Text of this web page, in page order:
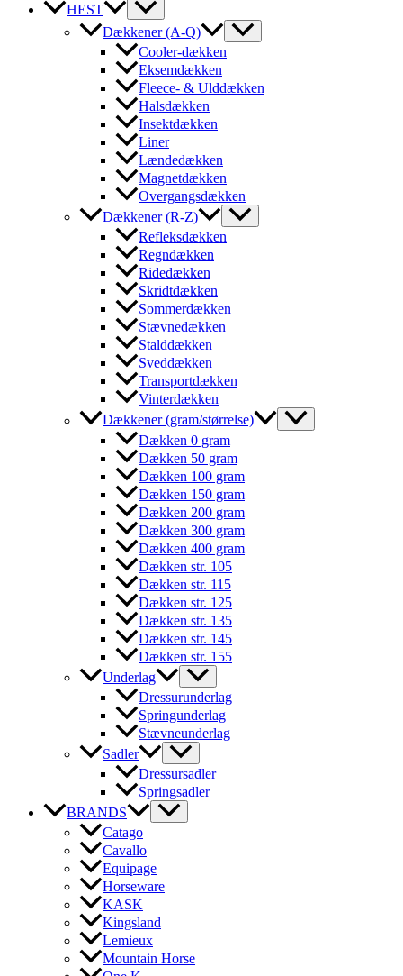
HEST
Dækkener (A-Q)
Cooler-dækken
Eksemdækken
Fleece- & Ulddækken
Halsdækken
Insektdækken
Liner
Lændedækken
Magnetdækken
Overgangsdækken
Dækkener (R-Z)
Refleksdækken
Regndækken
Ridedækken
Skridtdækken
Sommerdækken
Stævnedækken
Stalddækken
Sveddækken
Transportdækken
Vinterdækken
Dækkener (gram/størrelse)
Dækken 0 gram
Dækken 50 gram
Dækken 100 gram
Dækken 150 gram
Dækken 200 gram
Dækken 300 gram
Dækken 400 gram
Dækken str. 105
Dækken str. 115
Dækken str. 125
Dækken str. 135
Dækken str. 145
Dækken str. 155
Underlag
Dressurunderlag
Springunderlag
Stævneunderlag
Sadler
Dressursadler
Springsadler
BRANDS
Catago
Cavallo
Equipage
Horseware
KASK
Kingsland
Lemieux
Mountain Horse